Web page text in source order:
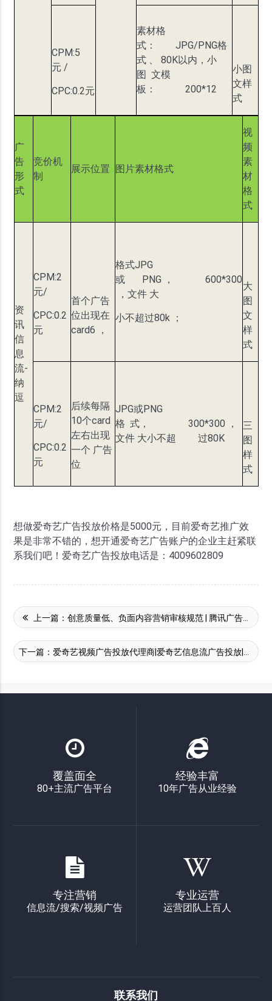
CPM:5
元 /
CPC:0.2元
素材格
式： JPG/PNG格
式 、 80K以内，小
图 文模
板： 200*12
小图
文样
式
广
告
形
式
竞价机
制
展示位置 图片素材格式
视
频
素
材
格
式
资
讯
信
息
流-
纳
逗
CPM:2
元/
CPC:0.2
元
首个广告
位出现在
card6 ，
格式JPG
或 PNG ， 600*300
，文件 大
小不超过80k ；
大
图
文
样
式
CPM:2
元/
CPC:0.2
元
后续每隔
10个card
左右出现
一个 广告
位
JPG或PNG
格 式， 300*300 ，
文件 大小不超 过80K
三
图
样
式
想做爱奇艺广告投放价格是5000元，目前爱奇艺推广效
果是非常不错的，想开通爱奇艺广告账户的企业主赶紧联
系我们吧！爱奇艺广告投放电话是：4009602809
上一篇：创意质量低、负面内容营销审核规范 | 腾讯广告推广平台
下一篇：爱奇艺视频广告投放代理商|爱奇艺信息流广告投放|爱奇艺推广开户平台
覆盖面全
80+主流广告平台
经验丰富
10年广告从业经验
专注营销
信息流/搜索/视频广告
专业运营
运营团队上百人
联系我们